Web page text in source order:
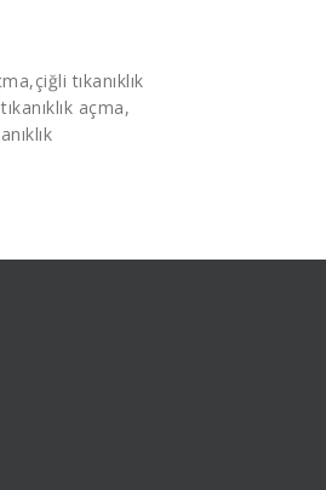
,çiğli tıkanıklık
tıkanıklık açma,